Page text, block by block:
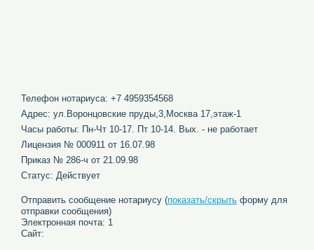
Телефон нотариуса: +7 4959354568
Адрес: ул.Воронцовские пруды,3,Москва 17,этаж-1
Часы работы: Пн-Чт 10-17. Пт 10-14. Вых. - не работает
Лицензия № 000911 от 16.07.98
Приказ № 286-ч от 21.09.98
Статус: Действует
Отправить сообщение нотариусу (показать/скрыть форму для
отправки сообщения)
Электронная почта: 1
Сайт: